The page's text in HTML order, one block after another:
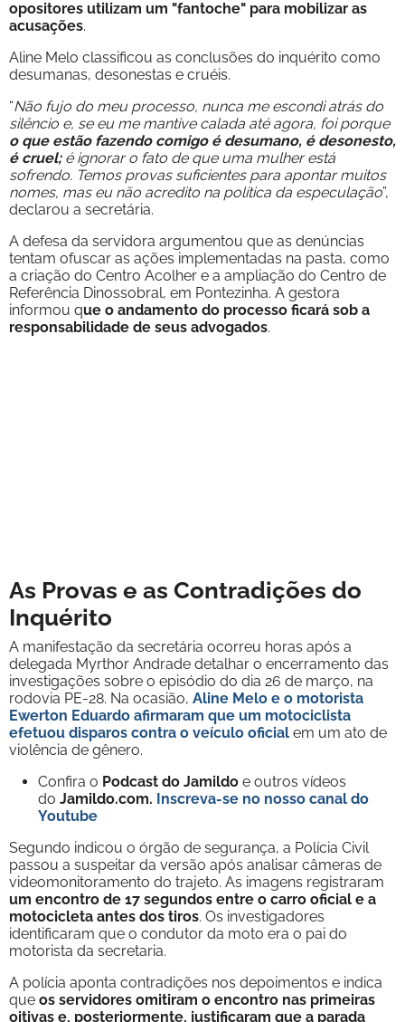
opositores utilizam um "fantoche" para mobilizar as
acusações.
Aline Melo classificou as conclusões do inquérito como
desumanas, desonestas e cruéis.
“Não fujo do meu processo, nunca me escondi atrás do
silêncio e, se eu me mantive calada até agora, foi porque
o que estão fazendo comigo é desumano, é desonesto,
é cruel;é ignorar o fato de que uma mulher está
sofrendo. Temos provas suficientes para apontar muitos
nomes, mas eu não acredito na política da especulação”,
declarou a secretária.
A defesa da servidora argumentou que as denúncias
tentam ofuscar as ações implementadas na pasta, como
a criação do Centro Acolher e a ampliação do Centro de
Referência Dinossobral, em Pontezinha. A gestora
informou que o andamento do processo ficará sob a
responsabilidade de seus advogados.
As Provas e as Contradições do
Inquérito
A manifestação da secretária ocorreu horas após a
delegada Myrthor Andrade detalhar o encerramento das
investigações sobre o episódio do dia 26 de março, na
rodovia PE-28. Na ocasião, Aline Melo e o motorista
Ewerton Eduardo afirmaram que um motociclista
efetuou disparos contra o veículo oficial em um ato de
violência de gênero.
Confira o Podcast do Jamildo e outros vídeos
do Jamildo.com. Inscreva-se no nosso canal do
Youtube
Segundo indicou o órgão de segurança, a Polícia Civil
passou a suspeitar da versão após analisar câmeras de
videomonitoramento do trajeto. As imagens registraram
um encontro de 17 segundos entre o carro oficial e a
motocicleta antes dos tiros. Os investigadores
identificaram que o condutor da moto era o pai do
motorista da secretaria.
A polícia aponta contradições nos depoimentos e indica
que os servidores omitiram o encontro nas primeiras
oitivas e, posteriormente, justificaram que a parada